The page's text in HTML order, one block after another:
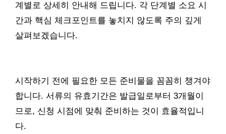
계별로 상세히 안내해 드립니다. 각 단계별 소요 시
간과 핵심 체크포인트를 놓치지 않도록 주의 깊게
살펴보겠습니다.
시작하기 전에 필요한 모든 준비물을 꼼꼼히 챙겨야
합니다. 서류의 유효기간은 발급일로부터 3개월이
므로, 신청 시점에 맞춰 준비하는 것이 효율적입니
다.